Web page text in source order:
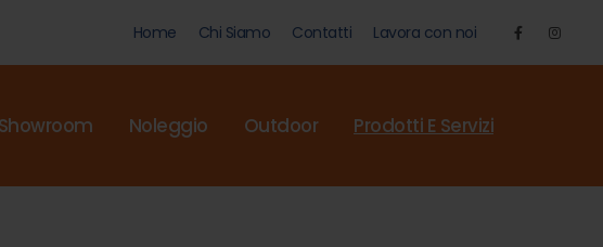
Home Chi Siamo Contatti Lavora con noi
Showroom Noleggio Outdoor Prodotti E Servizi